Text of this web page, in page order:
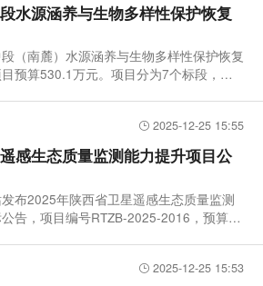
水源涵养与生物多样性保护恢复
（南麓）水源涵养与生物多样性保护恢复
预算530.1万元。项目分为7个标段，核
2025-12-25 15:55
感生态质量监测能力提升项目公
布2025年陕西省卫星遥感生态质量监测
告，项目编号RTZB-2025-2016，预算金
2025-12-25 15:53